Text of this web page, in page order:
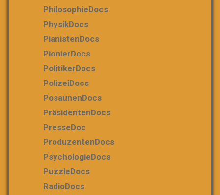
PhilosophieDocs
PhysikDocs
PianistenDocs
PionierDocs
PolitikerDocs
PolizeiDocs
PosaunenDocs
PräsidentenDocs
PresseDoc
ProduzentenDocs
PsychologieDocs
PuzzleDocs
RadioDocs